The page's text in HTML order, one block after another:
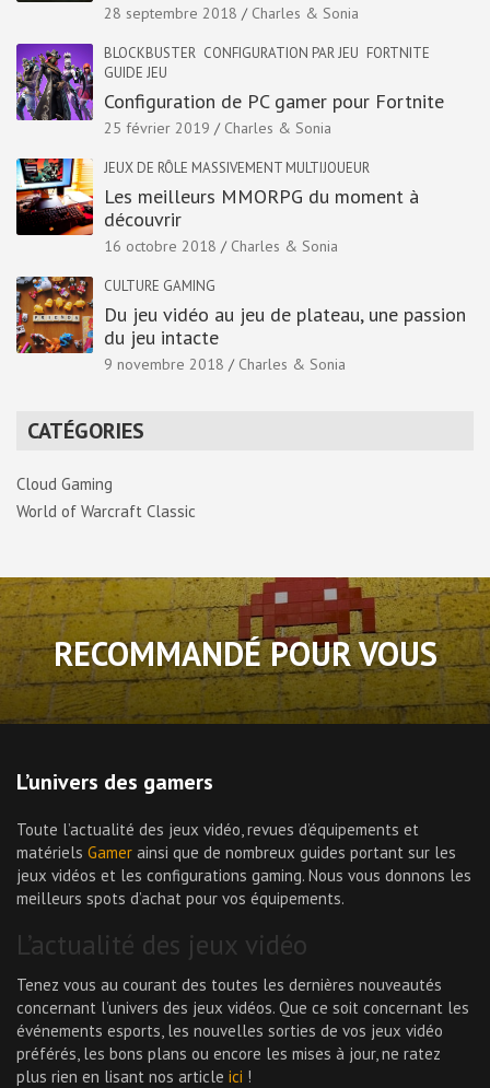
28 septembre 2018 Charles & Sonia
BLOCKBUSTER CONFIGURATION PAR JEU FORTNITE
GUIDE JEU
Configuration de PC gamer pour Fortnite
25 février 2019 Charles & Sonia
JEUX DE RÔLE MASSIVEMENT MULTIJOUEUR
Les meilleurs MMORPG du moment à
découvrir
16 octobre 2018 Charles & Sonia
CULTURE GAMING
Du jeu vidéo au jeu de plateau, une passion
du jeu intacte
9 novembre 2018 Charles & Sonia
CATÉGORIES
Cloud Gaming
World of Warcraft Classic
RECOMMANDÉ POUR VOUS
L’univers des gamers
Toute l’actualité des jeux vidéo, revues d’équipements et
matériels Gamer ainsi que de nombreux guides portant sur les
jeux vidéos et les configurations gaming. Nous vous donnons les
meilleurs spots d’achat pour vos équipements.
L’actualité des jeux vidéo
Tenez vous au courant des toutes les dernières nouveautés
concernant l’univers des jeux vidéos. Que ce soit concernant les
événements esports, les nouvelles sorties de vos jeux vidéo
préférés, les bons plans ou encore les mises à jour, ne ratez
plus rien en lisant nos article ici !